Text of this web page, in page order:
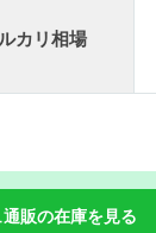
カリ相場
販の在庫を見る